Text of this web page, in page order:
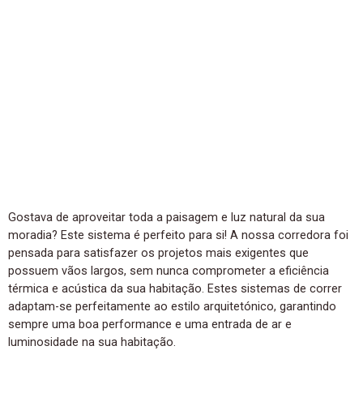
Gostava de aproveitar toda a paisagem e luz natural da sua
moradia? Este sistema é perfeito para si! A nossa corredora foi
pensada para satisfazer os projetos mais exigentes que
possuem vãos largos, sem nunca comprometer a eficiência
térmica e acústica da sua habitação. Estes sistemas de correr
adaptam-se perfeitamente ao estilo arquitetónico, garantindo
sempre uma boa performance e uma entrada de ar e
luminosidade na sua habitação.